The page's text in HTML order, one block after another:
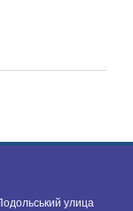
улица